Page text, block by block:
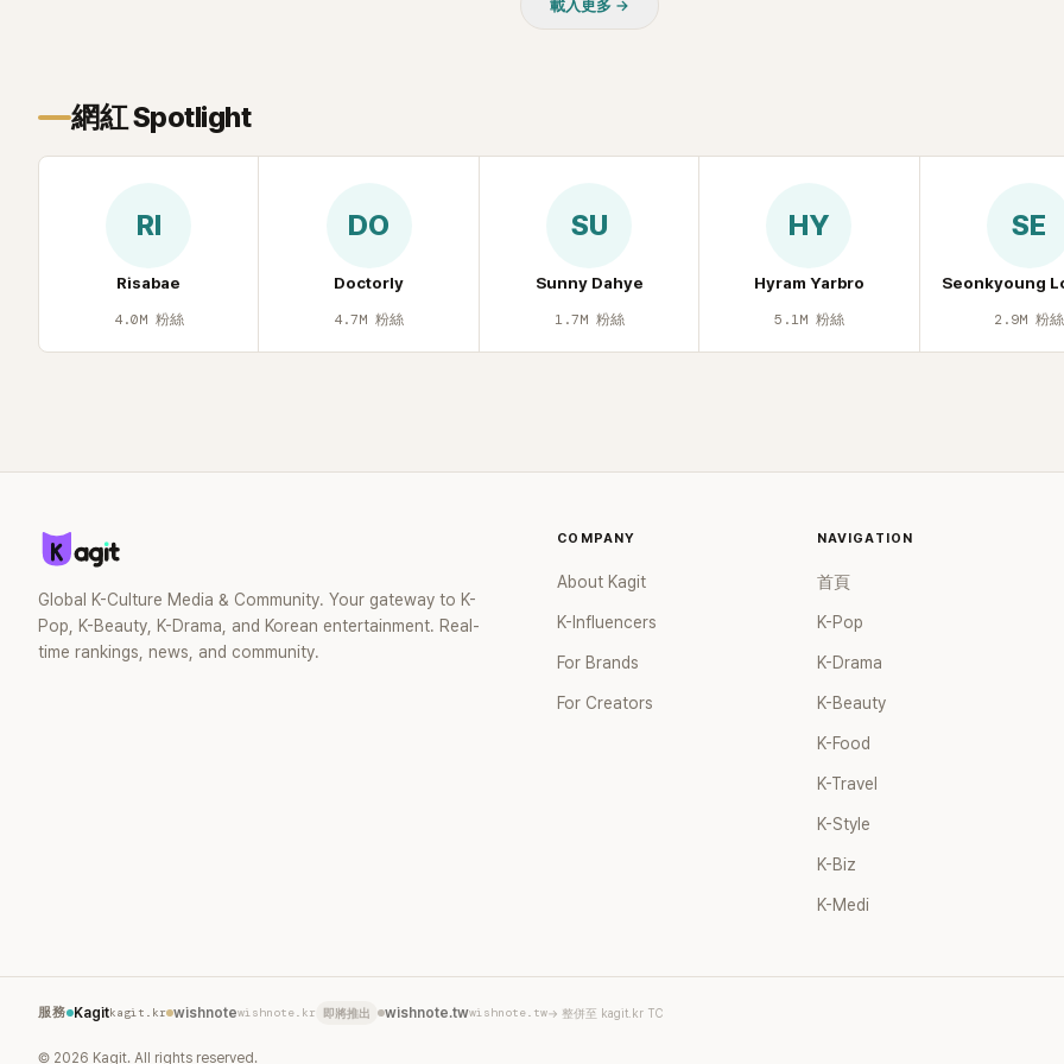
躲，淡定接招，兩人鬥嘴默契十足。 話題
忍不住笑說：「哥怎麼連這個都知道？」李瑞
言，當時確實被質疑動過隆胸手術。她回
憶：「拍了比基尼照片之後，就開始被說是
笑。 事實上，早在 2006 年，李智惠就為
了證明自己沒有「隆乳」，真的召開了一場泳
排攝影機前，面對媒體擺出各種姿勢，畫
面至今仍被網友津津樂道。 這段為平息爭
議、直接公開腋下畫面自證清白的往事再
爆出長達四年的團內霸凌風波，甚至傳出
徐智英母親對李智惠言語辱罵、動手等爭
後，李智惠轉型 solo，靠著綜藝與歌唱實
載入更多 →
網紅 Spotlight
RI
Risabae
4.0M 粉絲
DO
Doctorly
4.7M 粉絲
SU
Sunny Dahye
1.7M 粉絲
HY
Hyram Yarbro
5.1M 粉絲
SE
Seonkyoung
2.9M 粉絲
Global K-Culture Media & Community. Your gateway to K-
Pop, K-Beauty, K-Drama, and Korean entertainment. Real-
time rankings, news, and community.
COMPANY
About Kagit
K-Influencers
For Brands
For Creators
NAVIGATION
首頁
K-Pop
K-Drama
K-Beauty
K-Food
K-Travel
K-Style
K-Biz
K-Medi
服務 Kagitkagit.kr wishnotewishnote.kr 即將推出 wishnote.twwishnote.tw→ 整併至 kagit.kr TC
© 2026 Kagit. All rights reserved.